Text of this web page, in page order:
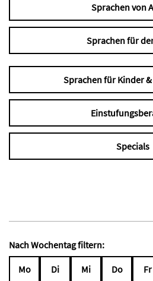
Sprachen von
Sprachen für
Sprachen für Kinder
Specials
Nach Wochentag filtern:
Mo Di Mi Do Fr